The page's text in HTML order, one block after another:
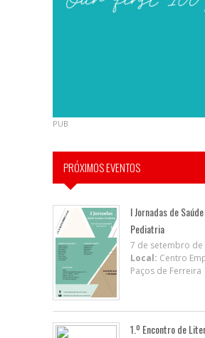
PUB
PRÓXIMOS EVENTOS
I Jornadas de
Pediatria
7 de setembro de
Local: Centro
Paços de Ferreira
1.º Encontro de